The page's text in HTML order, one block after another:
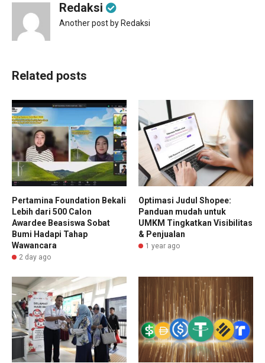
Redaksi
Another post by Redaksi
Related posts
Pertamina Foundation Bekali
Lebih dari 500 Calon
Awardee Beasiswa Sobat
Bumi Hadapi Tahap
Wawancara
2 day ago
Optimasi Judul Shopee:
Panduan mudah untuk
UMKM Tingkatkan Visibilitas
& Penjualan
1 year ago